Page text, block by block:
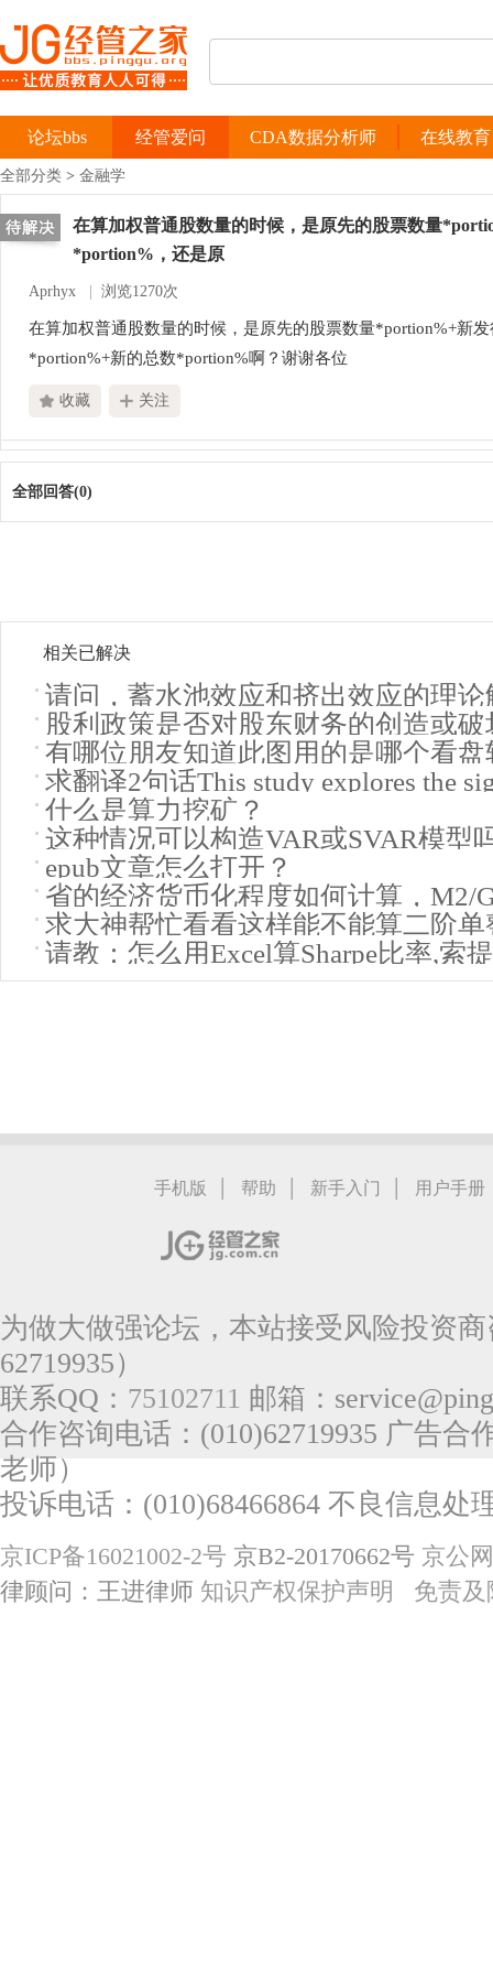
经管爱问 CDA数据分析师 在线教育
论坛bbs
全部分类 > 金融学
在算加权普通股数量的时候，是原先的股票数量
*portion%，还是原
Aprhyx 浏览1270次
在算加权普通股数量的时候，是原先的股票数量*portion%+新
*portion%+新的总数*portion%啊？谢谢各位
收藏 关注
全部回答(0)
相关已解决
请问，蓄水池效应和挤出效应的理论
股利政策是否对股东财务的创造或
有哪位朋友知道此图用的是哪个看
道。
求翻译2句话This study explores the
什么是算力挖矿？
这种情况可以构造VAR或SVAR模型
epub文章怎么打开？
省的经济货币化程度如何计算，M2/
来求，有没有替代指标？
求大神帮忙看看这样能不能算二阶
检验
请教：怎么用Excel算Sharpe比率,索
手机版 | 帮助 | 新手入门 | 用户手册
为做大做强论坛，本站接受风险投资
62719935）
联系QQ： 75102711 邮箱：
合作咨询电话：(010)62719935 广告合
老师）
投诉电话：(010)68466864 不良信息处
京ICP备16021002-2号 京B2-20170662号 京公
律顾问：王进律师 知识产权保护声明 免责